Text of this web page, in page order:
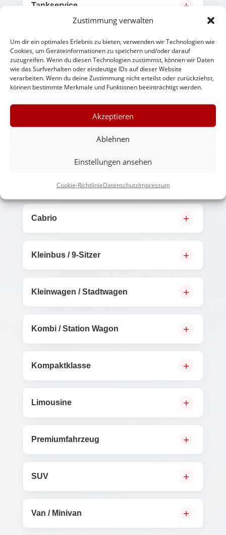
Zustimmung verwalten
Um dir ein optimales Erlebnis zu bieten, verwenden wir Technologien wie
Cookies, um Geräteinformationen zu speichern und/oder darauf
zuzugreifen. Wenn du diesen Technologien zustimmst, können wir Daten
wie das Surfverhalten oder eindeutige IDs auf dieser Website
verarbeiten. Wenn du deine Zustimmung nicht erteilst oder zurückziehst,
können bestimmte Merkmale und Funktionen beeinträchtigt werden.
Akzeptieren
Ablehnen
Einstellungen ansehen
Cookie-RichtlinieDatenschutzImpressum
Tankservice
Teil-/Teil-Regelung
Voll/Voll-Regelung
Voll/Leer-Regelung
Fahrzeugklassen & Karosserien
11 Begriffe
Cabrio
Kleinbus / 9-Sitzer
Kleinwagen / Stadtwagen
Kombi / Station Wagon
Kompaktklasse
Limousine
Premiumfahrzeug
SUV
Van / Minivan